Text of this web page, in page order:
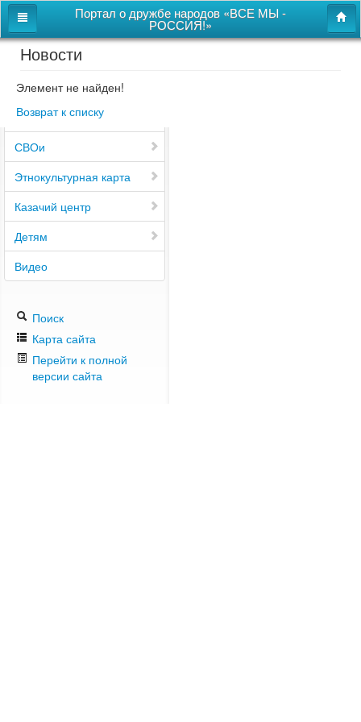
Портал о дружбе народов «ВСЕ МЫ -
РОССИЯ!»
Главная
Дом дружбы народов
Новости
СВОи
Этнокультурная карта
Казачий центр
Детям
Видео
Поиск
Карта сайта
Перейти к полной
версии сайта
Новости
Элемент не найден!
Возврат к списку